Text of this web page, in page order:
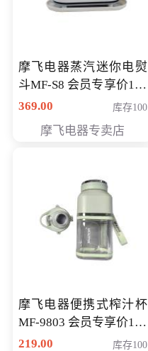
摩飞电器蒸汽迷你电熨
斗MF-S8 会员专享价168
元
369.00 库存100
摩飞电器专卖店
摩飞电器便携式榨汁杯
MF-9803 会员专享价138
元
219.00 库存100